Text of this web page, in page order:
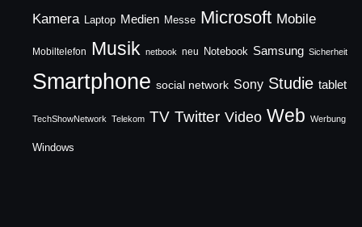
Kamera Laptop Medien Messe Microsoft Mobile
Mobiltelefon Musik netbook neu Notebook Samsung Sicherheit
Smartphone social network Sony Studie tablet
TechShowNetwork Telekom TV Twitter Video Web Werbung
Windows